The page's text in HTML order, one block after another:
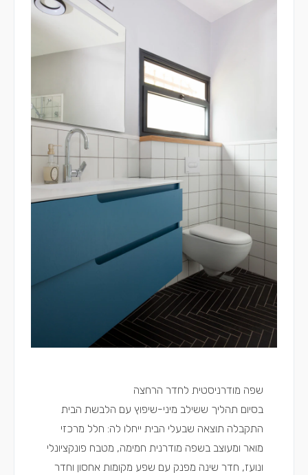
שפה מודרניסטית לחדר הרחצה
בסיום תהליך ששילב מיני-שיפוץ עם הלבשת הבית
התקבלה תוצאה שבעלי הבית ייחלו לה: חלל מרכזי
מואר ומעוצב בשפה מודרנית חמימה, מטבח פונקציונלי
ונועז, חדר שינה מפנק עם שפע מקומות אחסון וחדר